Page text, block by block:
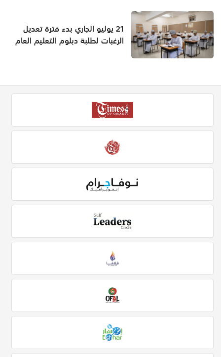
21 يوليو الجاري بدء فترة تعديل
الرغبات لطلبة دبلوم التعليم العام